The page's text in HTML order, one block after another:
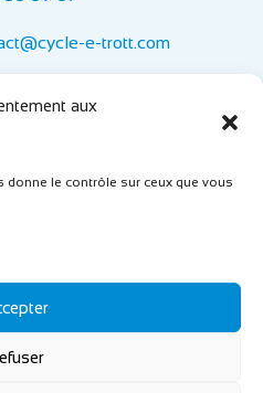
aux
le contrôle sur ceux que vous
e-trott.com
9h-12h et de 14h-18h